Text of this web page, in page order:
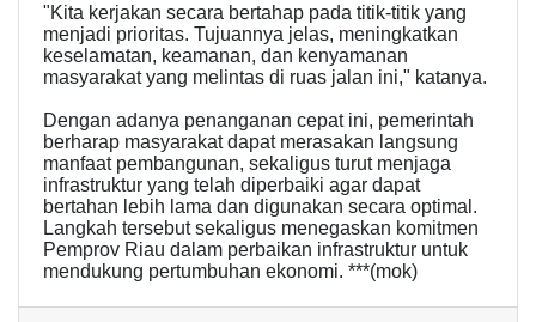
"Kita kerjakan secara bertahap pada titik-titik yang
menjadi prioritas. Tujuannya jelas, meningkatkan
keselamatan, keamanan, dan kenyamanan
masyarakat yang melintas di ruas jalan ini," katanya.
Dengan adanya penanganan cepat ini, pemerintah
berharap masyarakat dapat merasakan langsung
manfaat pembangunan, sekaligus turut menjaga
infrastruktur yang telah diperbaiki agar dapat
bertahan lebih lama dan digunakan secara optimal.
Langkah tersebut sekaligus menegaskan komitmen
Pemprov Riau dalam perbaikan infrastruktur untuk
mendukung pertumbuhan ekonomi. ***(mok)